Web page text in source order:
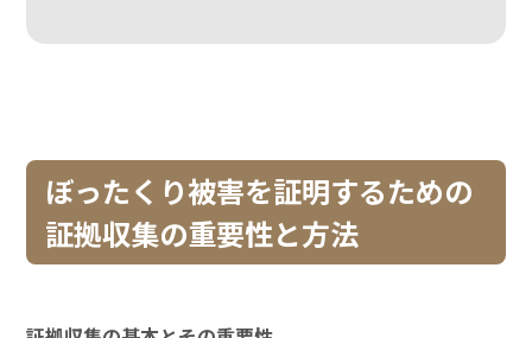
ぼったくり被害を証明するための
証拠収集の重要性と方法